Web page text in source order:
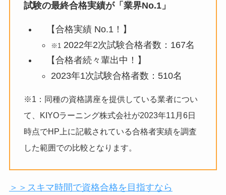
試験の最終合格実績が「業界No.1」
【合格実績 No.1！】
※1 2022年2次試験合格者数：167名
【合格者続々輩出中！】
2023年1次試験合格者数：510名
※1：同種の資格講座を提供している業者につい
て、KIYOラーニング株式会社が2023年11月6日
時点でHP上に記載されている合格者実績を調査
した範囲での比較となります。
＞＞スキマ時間で資格合格を目指すなら